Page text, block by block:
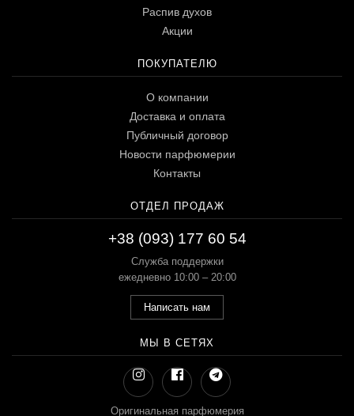
Распив духов
Акции
ПОКУПАТЕЛЮ
О компании
Доставка и оплата
Публичный договор
Новости парфюмерии
Контакты
ОТДЕЛ ПРОДАЖ
+38 (093) 177 60 54
Служба поддержки
ежедневно 10:00 – 20:00
Написать нам
МЫ В СЕТЯХ
Оригинальная парфюмерия